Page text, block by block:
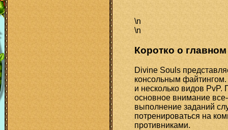
\n
\n
Коротко о главном
Divine Souls
консольным
и несколько видов
основное внимание
выполнение заданий
потренироваться на
противниками.